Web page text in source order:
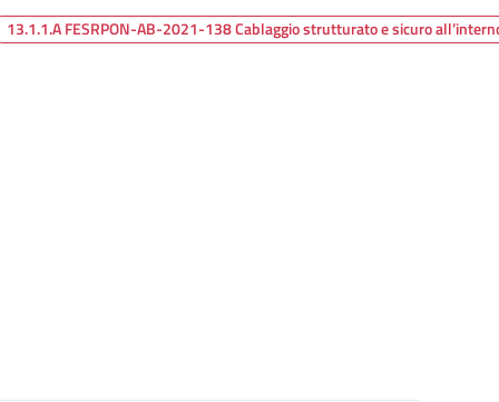
13.1.1.A FESRPON-AB-2021-138 Cablaggio strutturato e sicuro